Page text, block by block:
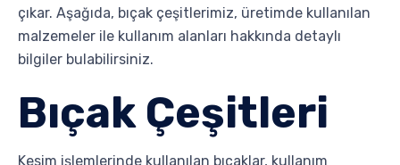
çıkar. Aşağıda, bıçak çeşitlerimiz, üretimde kullanılan
malzemeler ile kullanım alanları hakkında detaylı
bilgiler bulabilirsiniz.
Bıçak Çeşitleri
Kesim işlemlerinde kullanılan bıçaklar, kullanım